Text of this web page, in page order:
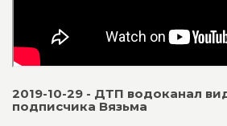
2019-10-29 - ДТП водоканал
подписчика Вязьма